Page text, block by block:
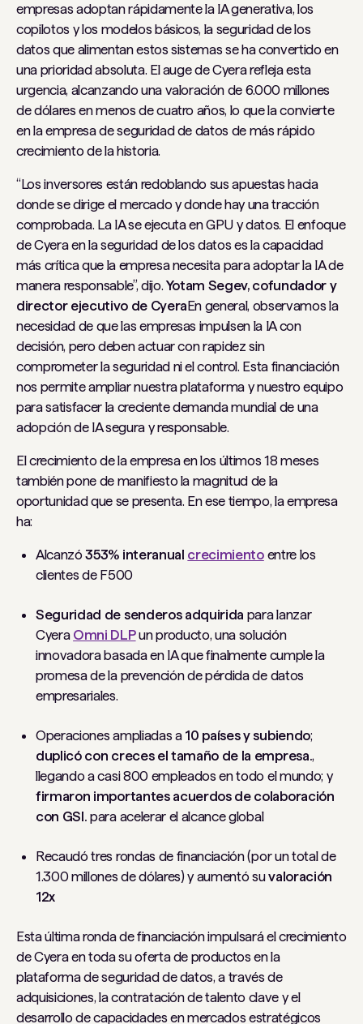
empresas adoptan rápidamente la IA generativa, los
copilotos y los modelos básicos, la seguridad de los
datos que alimentan estos sistemas se ha convertido en
una prioridad absoluta. El auge de Cyera refleja esta
urgencia, alcanzando una valoración de 6.000 millones
de dólares en menos de cuatro años, lo que la convierte
en la empresa de seguridad de datos de más rápido
crecimiento de la historia.
“Los inversores están redoblando sus apuestas hacia
donde se dirige el mercado y donde hay una tracción
comprobada. La IA se ejecuta en GPU y datos. El enfoque
de Cyera en la seguridad de los datos es la capacidad
más crítica que la empresa necesita para adoptar la IA de
manera responsable”, dijo. Yotam Segev, cofundador y
director ejecutivo de CyeraEn general, observamos la
necesidad de que las empresas impulsen la IA con
decisión, pero deben actuar con rapidez sin
comprometer la seguridad ni el control. Esta financiación
nos permite ampliar nuestra plataforma y nuestro equipo
para satisfacer la creciente demanda mundial de una
adopción de IA segura y responsable.
El crecimiento de la empresa en los últimos 18 meses
también pone de manifiesto la magnitud de la
oportunidad que se presenta. En ese tiempo, la empresa
ha:
Alcanzó353% interanual crecimientoentre los
clientes de F500
Seguridad de senderos adquirida para lanzar
Cyera Omni DLPun producto, una solución
innovadora basada en IA que finalmente cumple la
promesa de la prevención de pérdida de datos
empresariales.
Operaciones ampliadas a 10 países y subiendo;
duplicó con creces el tamaño de la empresa.,
llegando a casi 800 empleados en todo el mundo; y
firmaron importantes acuerdos de colaboración
con GSI. para acelerar el alcance global
Recaudó tres rondas de financiación (por un total de
1.300 millones de dólares) y aumentó suvaloración
12x
Esta última ronda de financiación impulsará el crecimiento
de Cyera en toda su oferta de productos en la
plataforma de seguridad de datos, a través de
adquisiciones, la contratación de talento clave y el
desarrollo de capacidades en mercados estratégicos